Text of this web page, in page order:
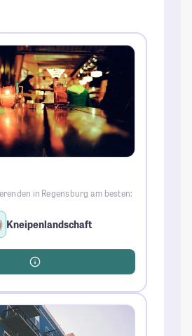
in Regensburg am besten:
Kneipenlandschaft